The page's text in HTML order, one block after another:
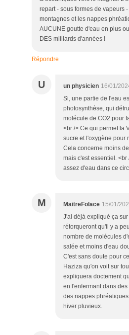
repart - sous formes de vapeurs
montagnes et les nappes
AUCUNE goutte d'eau en plus
DES milliards d'années !
Répondre
U un physicien 16/01/
Si, une partie de l'eau
photosynthèse, qui
molécule de CO2 pour
<br /> Ce qui permet la
sucre et l'oxygène pour
Cela concerne moins
mais c'est essentiel.
assez d'eau dans ce
M MaitreFolace 15/01/
J'ai déjà expliqué ça
rétorqueront qu'il y a
nombre de molécules
salée et moins d'eau
C'est sans doute pour
Haziza qu'on voit sur
expliquera doctement
en l'enfermant dans
des nappes
hiver pluvieux.